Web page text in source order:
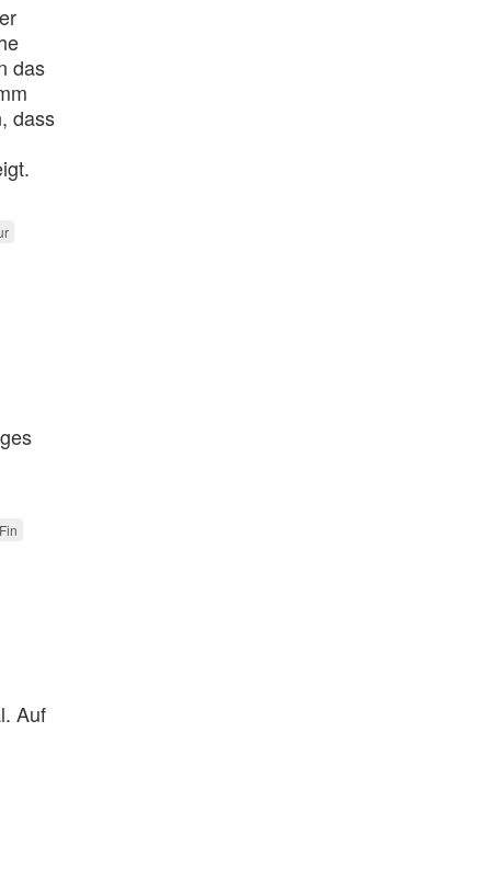
das
dass
Auf